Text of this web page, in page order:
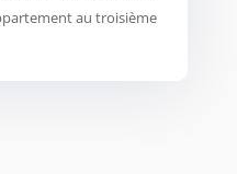
au troisième